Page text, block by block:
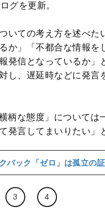
グを更新。
いての考え方を述べた
か」「不都合な情報を
発信となっているか」
し、遅延時などに発言
柄な態度」については
発言してまいりたい」
バック「ゼロ」は孤立の証
3 4